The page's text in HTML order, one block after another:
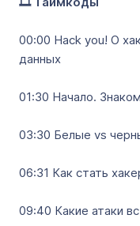
00:00 Hack you! О
данных
01:30 Начало.
03:30 Белые vs
06:31 Как стать
09:40 Какие атаки